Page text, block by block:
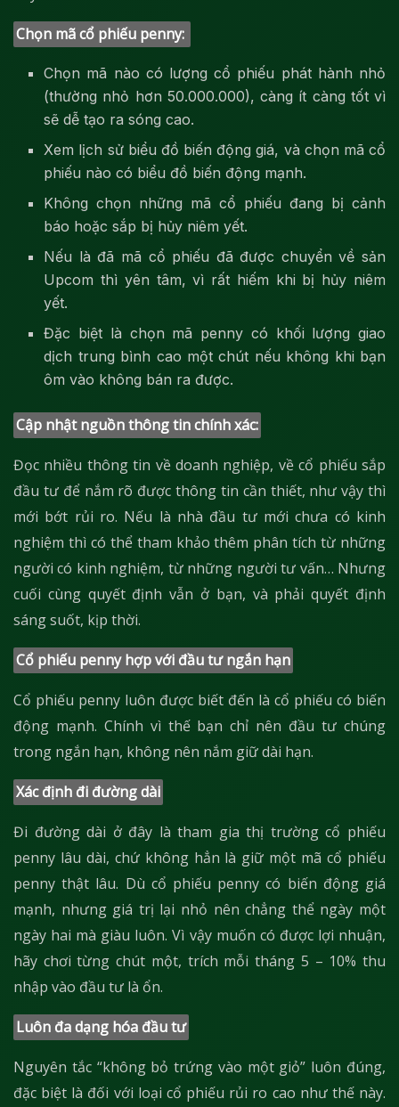
Chọn mã cổ phiếu penny:
Chọn mã nào có lượng cổ phiếu phát hành nhỏ
(thường nhỏ hơn 50.000.000), càng ít càng tốt vì
sẽ dễ tạo ra sóng cao.
Xem lịch sử biểu đồ biến động giá, và chọn mã cổ
phiếu nào có biểu đồ biến động mạnh.
Không chọn những mã cổ phiếu đang bị cảnh
báo hoặc sắp bị hủy niêm yết.
Nếu là đã mã cổ phiếu đã được chuyển về sản
Upcom thì yên tâm, vì rất hiếm khi bị hủy niêm
yết.
Đặc biệt là chọn mã penny có khối lượng giao
dịch trung bình cao một chút nếu không khi bạn
ôm vào không bán ra được.
Cập nhật nguồn thông tin chính xác:
Đọc nhiều thông tin về doanh nghiệp, về cổ phiếu sắp
đầu tư để nắm rõ được thông tin cần thiết, như vậy thì
mới bớt rủi ro. Nếu là nhà đầu tư mới chưa có kinh
nghiệm thì có thể tham khảo thêm phân tích từ những
người có kinh nghiệm, từ những người tư vấn… Nhưng
cuối cùng quyết định vẫn ở bạn, và phải quyết định
sáng suốt, kịp thời.
Cổ phiếu penny hợp với đầu tư ngắn hạn
Cổ phiếu penny luôn được biết đến là cổ phiếu có biến
động mạnh. Chính vì thế bạn chỉ nên đầu tư chúng
trong ngắn hạn, không nên nắm giữ dài hạn.
Xác định đi đường dài
Đi đường dài ở đây là tham gia thị trường cổ phiếu
penny lâu dài, chứ không hẳn là giữ một mã cổ phiếu
penny thật lâu. Dù cổ phiếu penny có biến động giá
mạnh, nhưng giá trị lại nhỏ nên chẳng thể ngày một
ngày hai mà giàu luôn. Vì vậy muốn có được lợi nhuận,
hãy chơi từng chút một, trích mỗi tháng 5 – 10% thu
nhập vào đầu tư là ổn.
Luôn đa dạng hóa đầu tư
Nguyên tắc “không bỏ trứng vào một giỏ” luôn đúng,
đặc biệt là đối với loại cổ phiếu rủi ro cao như thế này.